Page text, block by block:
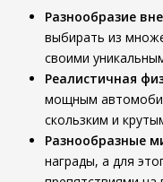
Разнообразие
выбирать из
своими
Реалистичная
мощным
скользким и
Разнообразные
награды, а для